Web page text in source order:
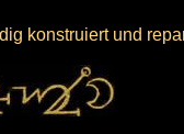
konstruiert und